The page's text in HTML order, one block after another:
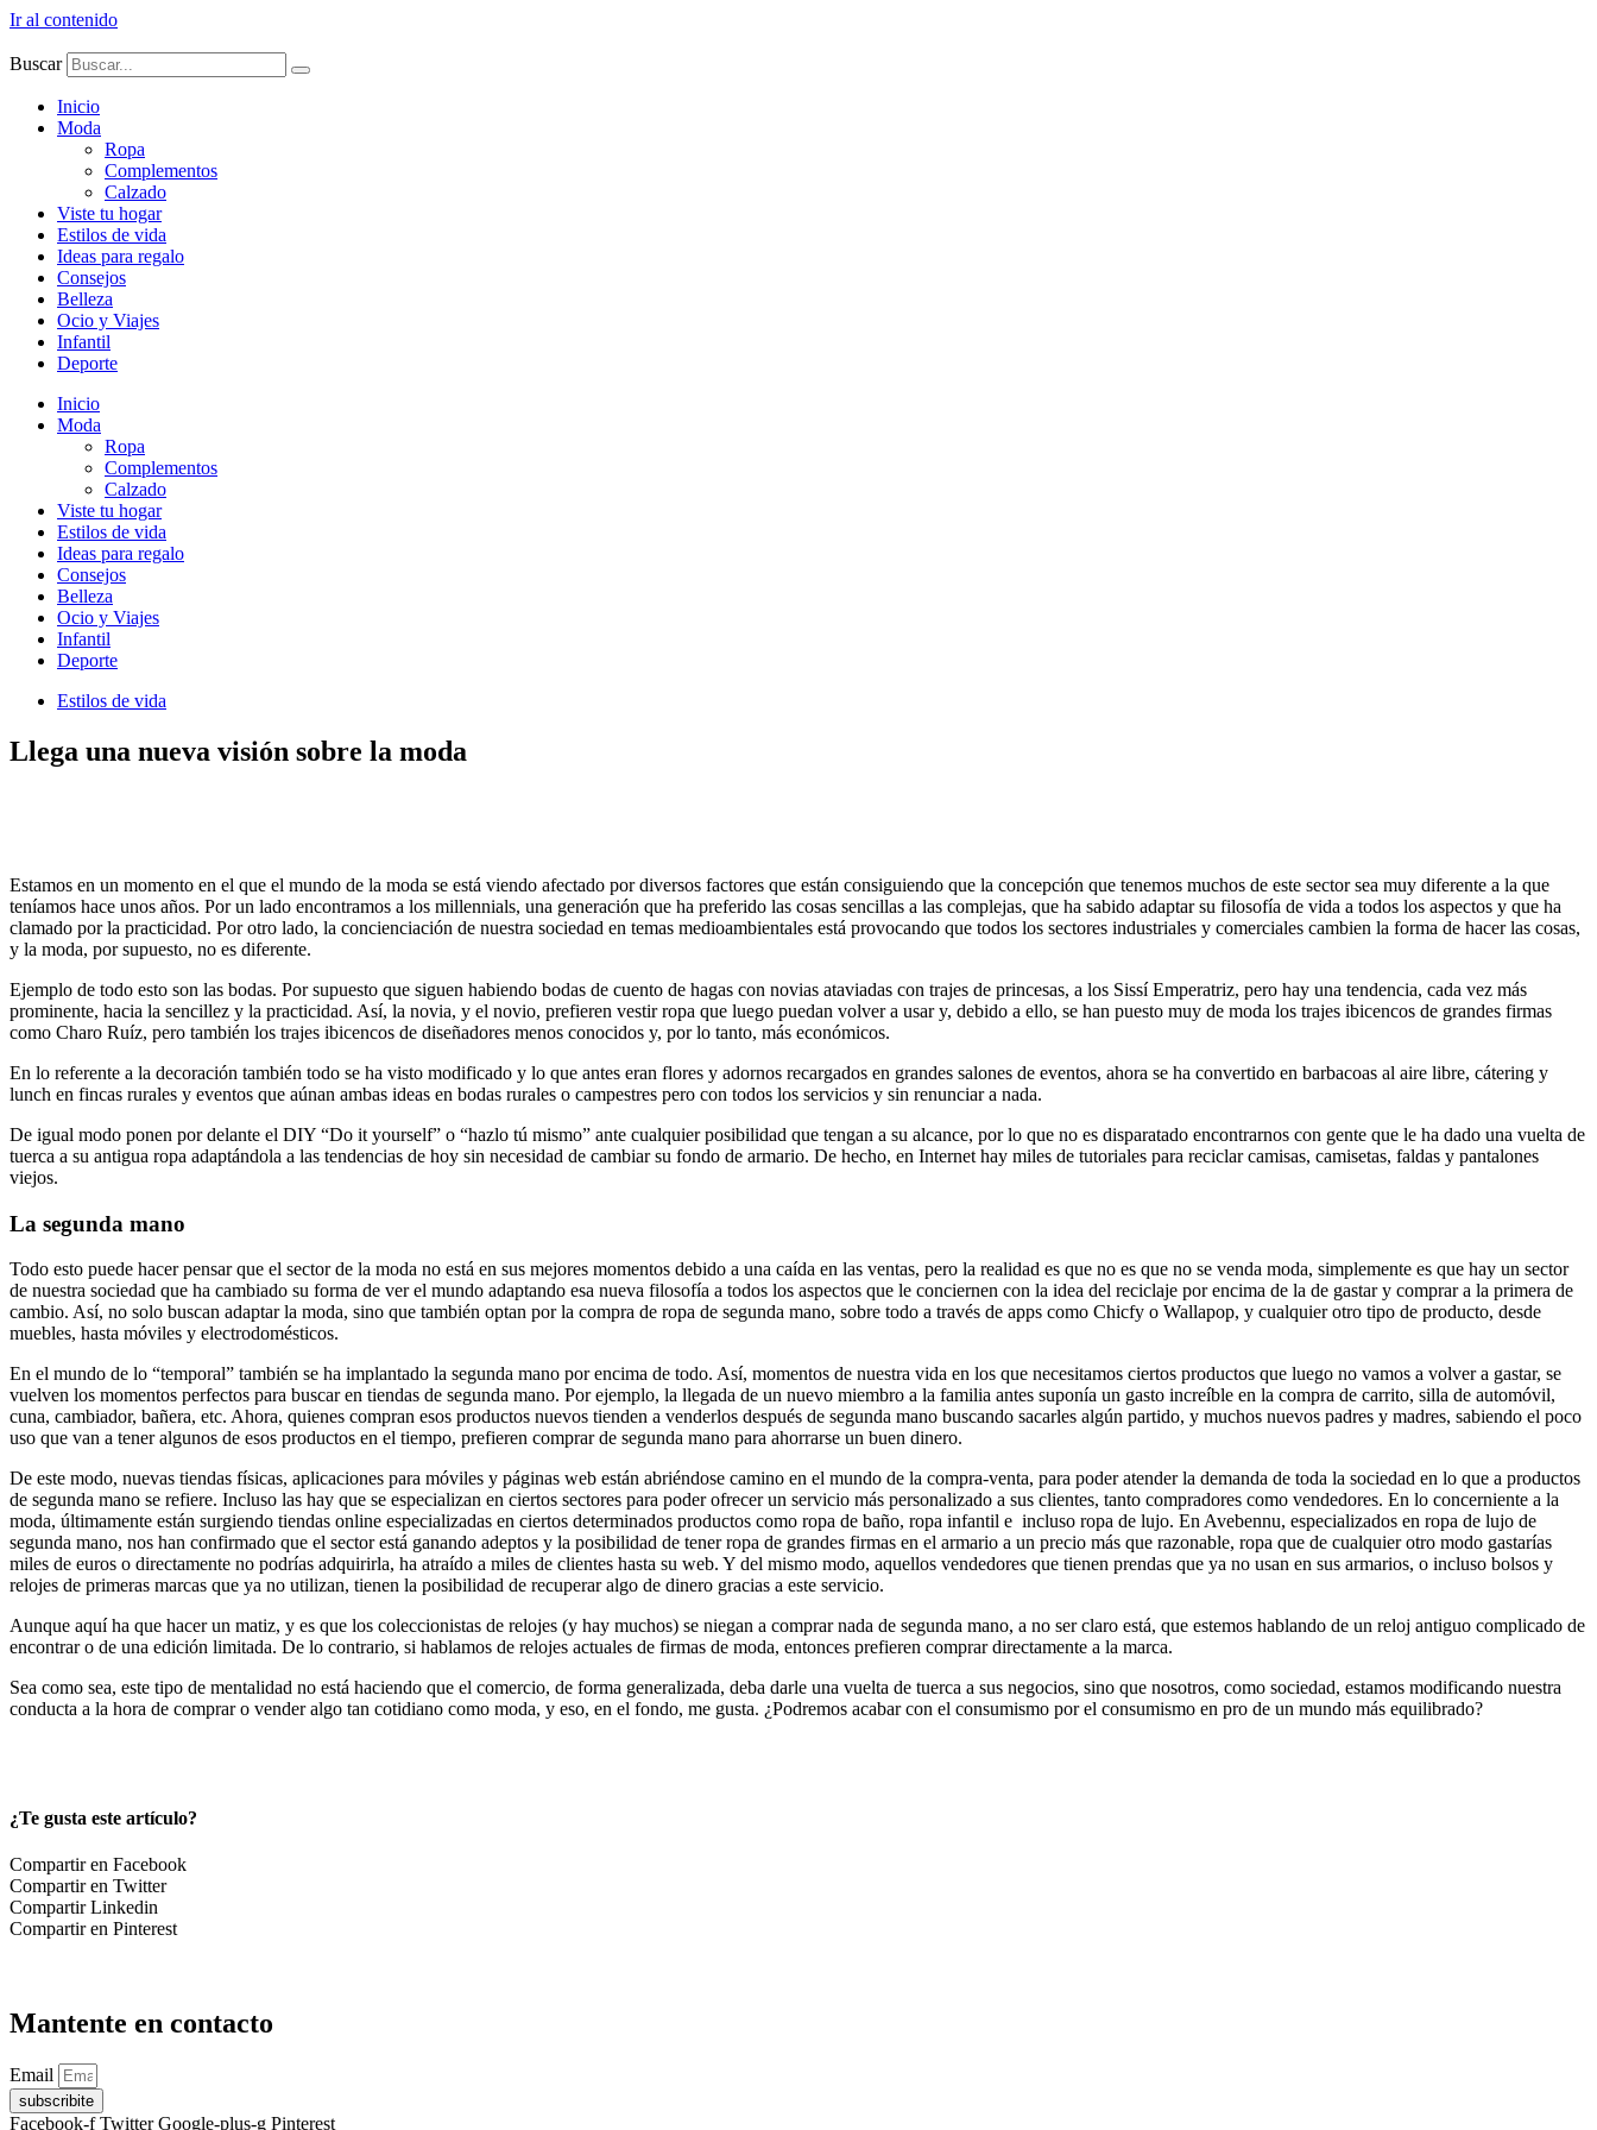
Ir al contenido
Buscar
Inicio
Moda
Ropa
Complementos
Calzado
Viste tu hogar
Estilos de vida
Ideas para regalo
Consejos
Belleza
Ocio y Viajes
Infantil
Deporte
Inicio
Moda
Ropa
Complementos
Calzado
Viste tu hogar
Estilos de vida
Ideas para regalo
Consejos
Belleza
Ocio y Viajes
Infantil
Deporte
Estilos de vida
Llega una nueva visión sobre la moda
Estamos en un momento en el que el mundo de la moda se está viendo afectado por diversos factores que están consiguiendo que la concepción que tenemos muchos de este sector sea muy diferente a la que
teníamos hace unos años. Por un lado encontramos a los millennials, una generación que ha preferido las cosas sencillas a las complejas, que ha sabido adaptar su filosofía de vida a todos los aspectos y que ha
clamado por la practicidad. Por otro lado, la concienciación de nuestra sociedad en temas medioambientales está provocando que todos los sectores industriales y comerciales cambien la forma de hacer las cosas,
y la moda, por supuesto, no es diferente.
Ejemplo de todo esto son las bodas. Por supuesto que siguen habiendo bodas de cuento de hagas con novias ataviadas con trajes de princesas, a los Sissí Emperatriz, pero hay una tendencia, cada vez más
prominente, hacia la sencillez y la practicidad. Así, la novia, y el novio, prefieren vestir ropa que luego puedan volver a usar y, debido a ello, se han puesto muy de moda los trajes ibicencos de grandes firmas
como Charo Ruíz, pero también los trajes ibicencos de diseñadores menos conocidos y, por lo tanto, más económicos.
En lo referente a la decoración también todo se ha visto modificado y lo que antes eran flores y adornos recargados en grandes salones de eventos, ahora se ha convertido en barbacoas al aire libre, cátering y
lunch en fincas rurales y eventos que aúnan ambas ideas en bodas rurales o campestres pero con todos los servicios y sin renunciar a nada.
De igual modo ponen por delante el DIY “Do it yourself” o “hazlo tú mismo” ante cualquier posibilidad que tengan a su alcance, por lo que no es disparatado encontrarnos con gente que le ha dado una vuelta de
tuerca a su antigua ropa adaptándola a las tendencias de hoy sin necesidad de cambiar su fondo de armario. De hecho, en Internet hay miles de tutoriales para reciclar camisas, camisetas, faldas y pantalones
viejos.
La segunda mano
Todo esto puede hacer pensar que el sector de la moda no está en sus mejores momentos debido a una caída en las ventas, pero la realidad es que no es que no se venda moda, simplemente es que hay un sector
de nuestra sociedad que ha cambiado su forma de ver el mundo adaptando esa nueva filosofía a todos los aspectos que le conciernen con la idea del reciclaje por encima de la de gastar y comprar a la primera de
cambio. Así, no solo buscan adaptar la moda, sino que también optan por la compra de ropa de segunda mano, sobre todo a través de apps como Chicfy o Wallapop, y cualquier otro tipo de producto, desde
muebles, hasta móviles y electrodomésticos.
En el mundo de lo “temporal” también se ha implantado la segunda mano por encima de todo. Así, momentos de nuestra vida en los que necesitamos ciertos productos que luego no vamos a volver a gastar, se
vuelven los momentos perfectos para buscar en tiendas de segunda mano. Por ejemplo, la llegada de un nuevo miembro a la familia antes suponía un gasto increíble en la compra de carrito, silla de automóvil,
cuna, cambiador, bañera, etc. Ahora, quienes compran esos productos nuevos tienden a venderlos después de segunda mano buscando sacarles algún partido, y muchos nuevos padres y madres, sabiendo el poco
uso que van a tener algunos de esos productos en el tiempo, prefieren comprar de segunda mano para ahorrarse un buen dinero.
De este modo, nuevas tiendas físicas, aplicaciones para móviles y páginas web están abriéndose camino en el mundo de la compra-venta, para poder atender la demanda de toda la sociedad en lo que a productos
de segunda mano se refiere. Incluso las hay que se especializan en ciertos sectores para poder ofrecer un servicio más personalizado a sus clientes, tanto compradores como vendedores. En lo concerniente a la
moda, últimamente están surgiendo tiendas online especializadas en ciertos determinados productos como ropa de baño, ropa infantil e incluso ropa de lujo. En Avebennu, especializados en ropa de lujo de
segunda mano, nos han confirmado que el sector está ganando adeptos y la posibilidad de tener ropa de grandes firmas en el armario a un precio más que razonable, ropa que de cualquier otro modo gastarías
miles de euros o directamente no podrías adquirirla, ha atraído a miles de clientes hasta su web. Y del mismo modo, aquellos vendedores que tienen prendas que ya no usan en sus armarios, o incluso bolsos y
relojes de primeras marcas que ya no utilizan, tienen la posibilidad de recuperar algo de dinero gracias a este servicio.
Aunque aquí ha que hacer un matiz, y es que los coleccionistas de relojes (y hay muchos) se niegan a comprar nada de segunda mano, a no ser claro está, que estemos hablando de un reloj antiguo complicado de
encontrar o de una edición limitada. De lo contrario, si hablamos de relojes actuales de firmas de moda, entonces prefieren comprar directamente a la marca.
Sea como sea, este tipo de mentalidad no está haciendo que el comercio, de forma generalizada, deba darle una vuelta de tuerca a sus negocios, sino que nosotros, como sociedad, estamos modificando nuestra
conducta a la hora de comprar o vender algo tan cotidiano como moda, y eso, en el fondo, me gusta. ¿Podremos acabar con el consumismo por el consumismo en pro de un mundo más equilibrado?
¿Te gusta este artículo?
Compartir en Facebook
Compartir en Twitter
Compartir Linkedin
Compartir en Pinterest
Mantente en contacto
Email
subscribite
Facebook-f Twitter Google-plus-g Pinterest